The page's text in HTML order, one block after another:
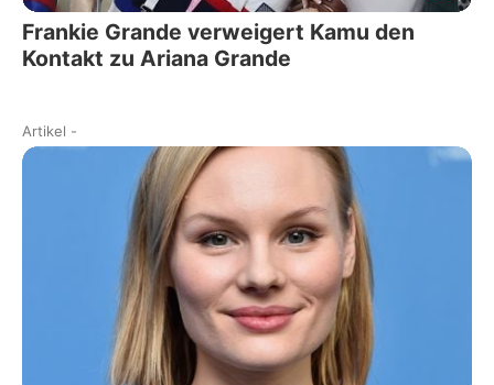
Frankie Grande verweigert Kamu den
Kontakt zu Ariana Grande
Artikel -